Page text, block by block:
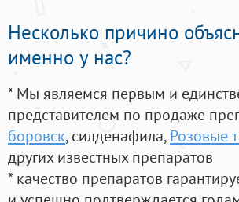
Несколько причино
именно у нас?
* Мы являемся первым и
представителем по продаже
боровск, силденафила, Розовые
других известных препаратов
* качество препаратов